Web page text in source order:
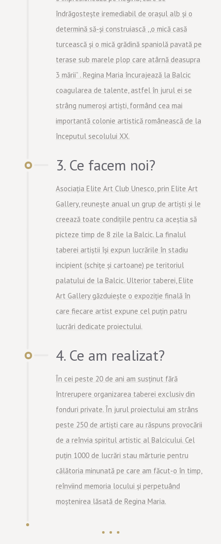
îndrăgostește iremediabil de orașul alb și o
determină să-și construiască ,,o mică casă
turcească și o mică grădină spaniolă pavată pe
terase sub marele plop care atârnă deasupra
3 mării” . Regina Maria încurajează la Balcic
coagularea de talente, astfel în jurul ei se
strâng numeroși artiști, formând cea mai
importantă colonie artistică românească de la
începutul secolului XX.
3. Ce facem noi?
Asociația Elite Art Club Unesco, prin Elite Art
Gallery, reunește anual un grup de artiști și le
creează toate condițiile pentru ca aceștia să
picteze timp de 8 zile la Balcic. La finalul
taberei artiștii își expun lucrările în stadiu
incipient (schițe și cartoane) pe teritoriul
palatului de la Balcic. Ulterior taberei, Elite
Art Gallery găzduiește o expoziție finală în
care fiecare artist expune cel puțin patru
lucrări dedicate proiectului.
4. Ce am realizat?
În cei peste 20 de ani am susținut fără
întrerupere organizarea taberei exclusiv din
fonduri private. În jurul proiectului am strâns
peste 250 de artiști care au răspuns provocării
de a reînvia spiritul artistic al Balcicului. Cel
puțin 1000 de lucrări stau mărturie pentru
călătoria minunată pe care am făcut-o în timp,
reînviind memoria locului și perpetuând
moștenirea lăsată de Regina Maria.